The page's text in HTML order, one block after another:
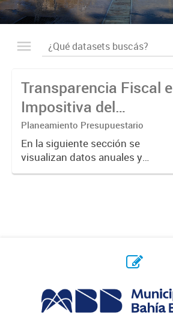
Transparencia Fiscal e
Impositiva del
Municipio. Año 2024
Planeamiento Presupuestario
En la siguiente sección se
visualizan datos anuales y
trimestrales referidos a la